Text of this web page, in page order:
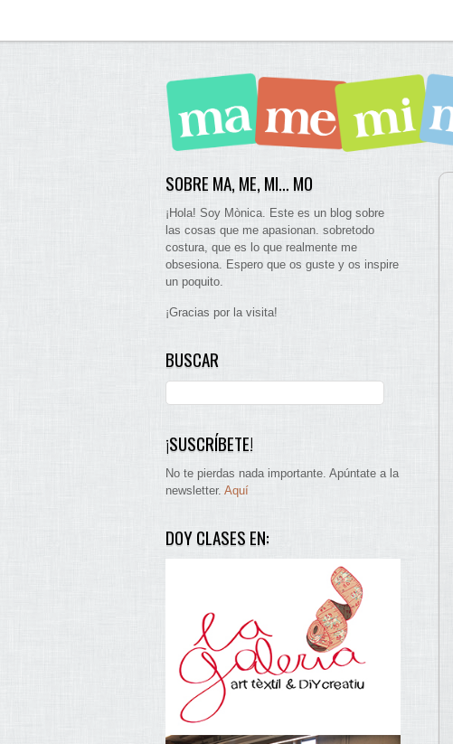
SOBRE MA, ME, MI… MO
¡Hola! Soy Mònica. Este es un blog sobre
las cosas que me apasionan. sobretodo
costura, que es lo que realmente me
obsesiona. Espero que os guste y os inspire
un poquito.
¡Gracias por la visita!
BUSCAR
¡SUSCRÍBETE!
No te pierdas nada importante. Apúntate a la
newsletter. Aquí
DOY CLASES EN: